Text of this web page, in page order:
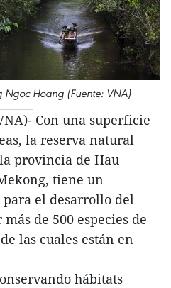
Ngoc Hoang (Fuente: VNA)
Con una superficie
la reserva natural
provincia de Hau
tiene un
el desarrollo del
de 500 especies de
las cuales están en
hábitats